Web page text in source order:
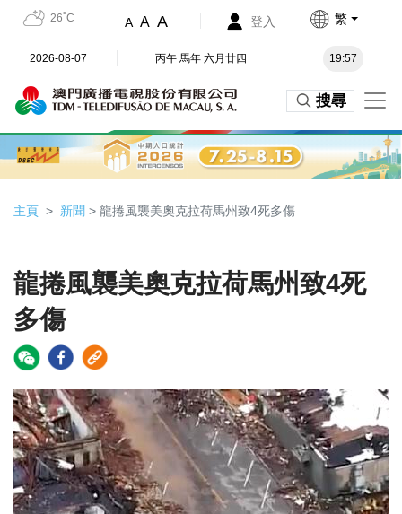
26˚C A A A 登入 繁
2026-08-07 丙午 馬年 六月廿四 19:57
搜尋
主頁 新聞 > 龍捲風襲美奧克拉荷馬州致4死多傷
龍捲風襲美奧克拉荷馬州致4死
多傷